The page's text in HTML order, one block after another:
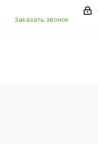
Заказать звонок